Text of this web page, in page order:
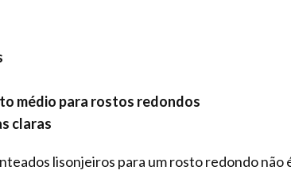
médio para rostos redondos
claras
lisonjeiros para um rosto redondo não